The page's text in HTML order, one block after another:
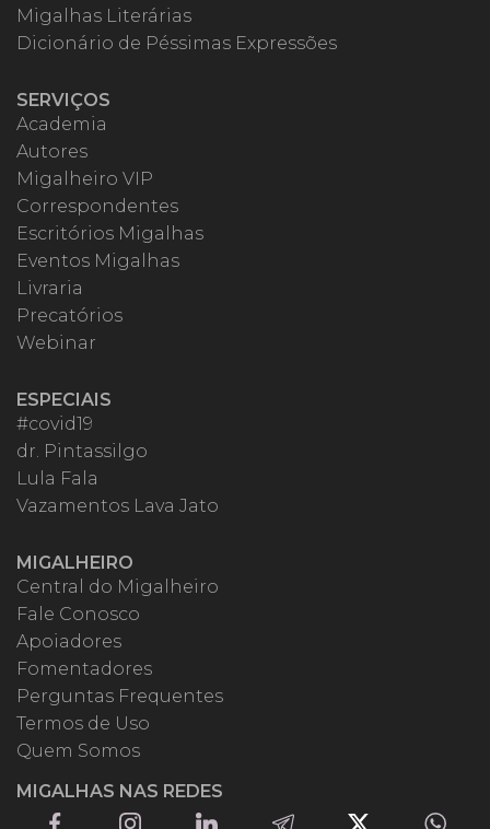
Migalhas Literárias
Dicionário de Péssimas Expressões
SERVIÇOS
Academia
Autores
Migalheiro VIP
Correspondentes
Escritórios Migalhas
Eventos Migalhas
Livraria
Precatórios
Webinar
ESPECIAIS
#covid19
dr. Pintassilgo
Lula Fala
Vazamentos Lava Jato
MIGALHEIRO
Central do Migalheiro
Fale Conosco
Apoiadores
Fomentadores
Perguntas Frequentes
Termos de Uso
Quem Somos
MIGALHAS NAS REDES